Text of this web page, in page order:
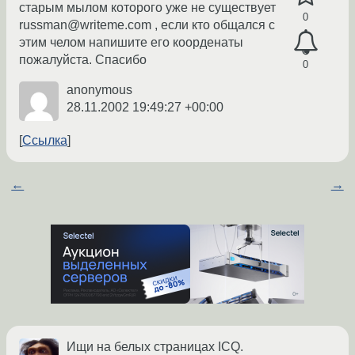
0
0
старым мылом которого уже не существует
russman@writeme.com , если кто общался с
этим челом напишите его коорденаты
пожалуйста. Спасибо
anonymous
28.11.2002 19:49:27 +00:00
Ссылка
← →
Ищи на белых страницах ICQ.